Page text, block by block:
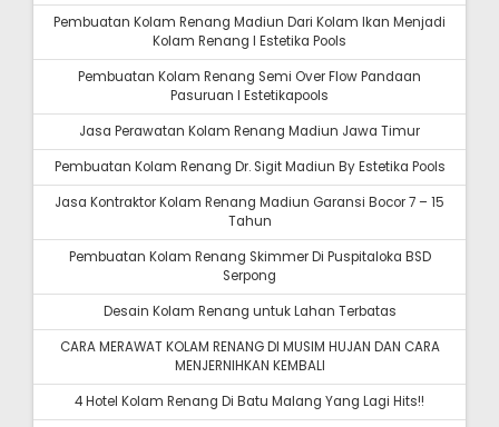
Pembuatan Kolam Renang Madiun Dari Kolam Ikan Menjadi
Kolam Renang I Estetika Pools
Pembuatan Kolam Renang Semi Over Flow Pandaan
Pasuruan I Estetikapools
Jasa Perawatan Kolam Renang Madiun Jawa Timur
Pembuatan Kolam Renang Dr. Sigit Madiun By Estetika Pools
Jasa Kontraktor Kolam Renang Madiun Garansi Bocor 7 – 15
Tahun
Pembuatan Kolam Renang Skimmer Di Puspitaloka BSD
Serpong
Desain Kolam Renang untuk Lahan Terbatas
CARA MERAWAT KOLAM RENANG DI MUSIM HUJAN DAN CARA
MENJERNIHKAN KEMBALI
4 Hotel Kolam Renang Di Batu Malang Yang Lagi Hits!!